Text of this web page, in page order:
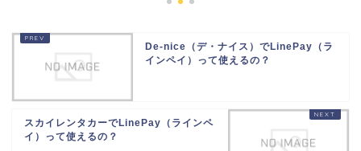
De-nice（デ・ナイス）でLinePay（ラ
インペイ）って使えるの？
スカイレンタカーでLinePay（ラインペ
イ）って使えるの？